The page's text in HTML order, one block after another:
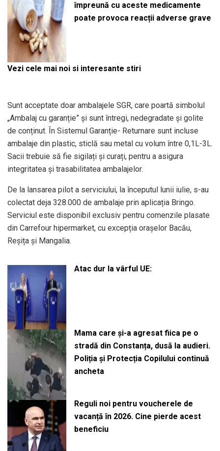
împreună cu aceste medicamente
poate provoca reacții adverse grave
Vezi cele mai noi si interesante stiri
Sunt acceptate doar ambalajele SGR, care poartă simbolul
„Ambalaj cu garanție” și sunt întregi, nedegradate și golite
de conținut. În Sistemul Garanție- Returnare sunt incluse
ambalaje din plastic, sticlă sau metal cu volum între 0,1L-3L.
Sacii trebuie să fie sigilați și curați, pentru a asigura
integritatea și trasabilitatea ambalajelor.
De la lansarea pilot a serviciului, la începutul lunii iulie, s-au
colectat deja 328.000 de ambalaje prin aplicația Bringo.
Serviciul este disponibil exclusiv pentru comenzile plasate
din Carrefour hipermarket, cu excepția orașelor Bacău,
Reșița și Mangalia.
Atac dur la vârful UE:
Mama care și-a agresat fiica pe o
stradă din Constanța, dusă la audieri.
Poliția și Protecția Copilului continuă
ancheta
Reguli noi pentru voucherele de
vacanță în 2026. Cine pierde acest
beneficiu